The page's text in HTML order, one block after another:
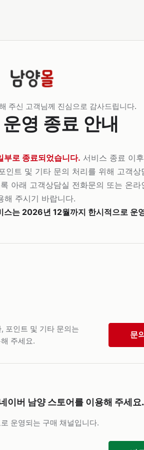
주신 고객님께 진심으로 감사드립니다.
영 종료 안내
로 종료되었습니다. 서비스 종료 이
인트 및 기타 문의 처리를 위해 고객상
아래 고객상담실 전화문의 또는 온라
해 주시기 바랍니다.
스는 2026년 12월까지 한시적으로 운
포인트 및 기타 문의는
주세요.
문
이버 남양 스토어를 이용해 주세요.
운영되는 구매 채널입니다.